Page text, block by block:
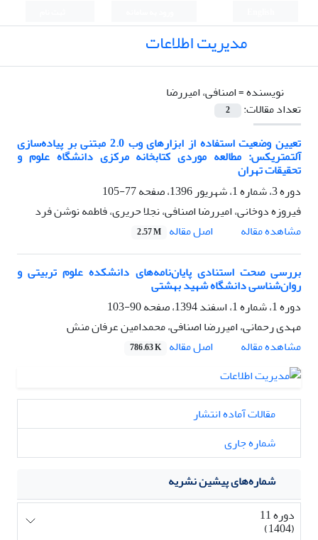
مدیریت اطلاعات
نویسنده =اصنافی، امیررضا
تعداد مقالات:
2
تعیین وضعیت استفاده از ابزارهای وب 2.0 مبتنی بر پیاده‌سازی
آلتمتریکس: مطالعه موردی کتابخانه مرکزی دانشگاه علوم و
تحقیقات تهران
دوره 3، شماره 1، شهریور 1396، صفحه
77-105
فیروزه دوخانی، امیررضا اصنافی، نجلا حریری، فاطمه نوشن فرد
مشاهده مقاله
اصل مقاله 2.57 M
بررسی صحت استنادی پایان‌نامه‌های دانشکده علوم تربیتی و
روان‌شناسی دانشگاه شهید بهشتی
دوره 1، شماره 1، اسفند 1394، صفحه
90-103
مهدی رحمانی، امیررضا اصنافی، محمدامین عرفان منش
مشاهده مقاله
اصل مقاله 786.63 K
مقالات آماده انتشار
شماره جاری
شماره‌های پیشین نشریه
دوره 11
(1404)